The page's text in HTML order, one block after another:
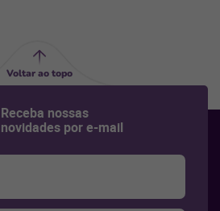
Voltar ao topo
Receba nossas
novidades por e-mail